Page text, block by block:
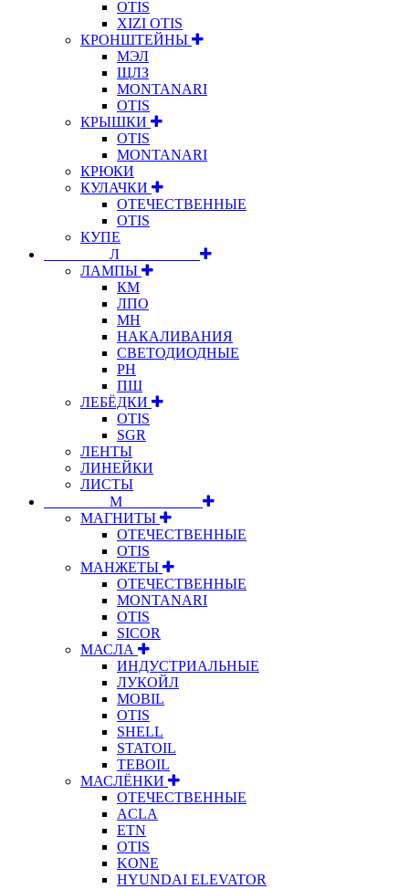
OTIS
XIZI OTIS
КРОНШТЕЙНЫ
МЭЛ
ЩЛЗ
MONTANARI
OTIS
КРЫШКИ
OTIS
MONTANARI
КРЮКИ
КУЛАЧКИ
ОТЕЧЕСТВЕННЫЕ
OTIS
КУПЕ
⠀⠀⠀⠀⠀⠀Л⠀⠀⠀⠀⠀⠀⠀
ЛАМПЫ
КМ
ЛПО
МН
НАКАЛИВАНИЯ
СВЕТОДИОДНЫЕ
РН
ПШ
ЛЕБЁДКИ
OTIS
SGR
ЛЕНТЫ
ЛИНЕЙКИ
ЛИСТЫ
⠀⠀⠀⠀⠀⠀М⠀⠀⠀⠀⠀⠀⠀
МАГНИТЫ
ОТЕЧЕСТВЕННЫЕ
OTIS
МАНЖЕТЫ
ОТЕЧЕСТВЕННЫЕ
MONTANARI
OTIS
SICOR
МАСЛА
ИНДУСТРИАЛЬНЫЕ
ЛУКОЙЛ
MOBIL
OTIS
SHELL
STATOIL
TEBOIL
МАСЛЁНКИ
ОТЕЧЕСТВЕННЫЕ
ACLA
ETN
OTIS
KONE
HYUNDAI ELEVATOR